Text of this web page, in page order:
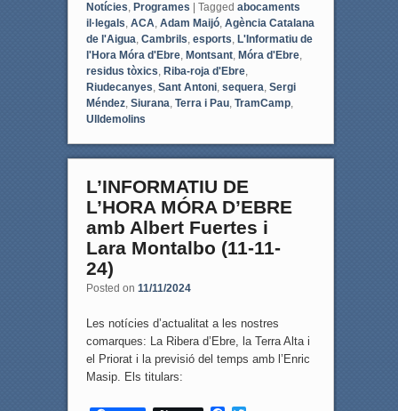
Notícies, Programes Tagged abocaments
il·legals, ACA, Adam Maijó, Agència Catalana
de l'Aigua, Cambrils, esports, L'Informatiu de
l'Hora Móra d'Ebre, Montsant, Móra d'Ebre,
residus tòxics, Riba-roja d'Ebre,
Riudecanyes, Sant Antoni, sequera, Sergi
Méndez, Siurana, Terra i Pau, TramCamp,
Ulldemolins
L’INFORMATIU DE
L’HORA MÓRA D’EBRE
amb Albert Fuertes i
Lara Montalbo (11-11-
24)
Posted on 11/11/2024
Les notícies d’actualitat a les nostres
comarques: La Ribera d’Ebre, la Terra Alta i
el Priorat i la previsió del temps amb l’Enric
Masip. Els titulars: